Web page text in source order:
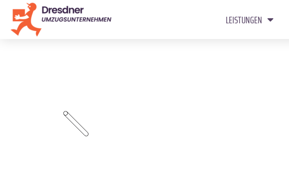
LEISTUNGEN